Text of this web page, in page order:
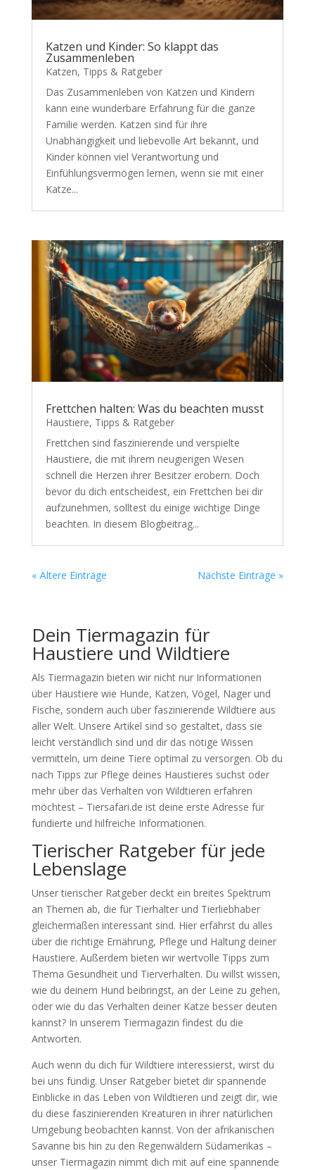
Katzen und Kinder: So klappt das
Zusammenleben
Katzen, Tipps & Ratgeber
Das Zusammenleben von Katzen und Kindern
kann eine wunderbare Erfahrung für die ganze
Familie werden. Katzen sind für ihre
Unabhängigkeit und liebevolle Art bekannt, und
Kinder können viel Verantwortung und
Einfühlungsvermögen lernen, wenn sie mit einer
Katze...
Frettchen halten: Was du beachten musst
Haustiere, Tipps & Ratgeber
Frettchen sind faszinierende und verspielte
Haustiere, die mit ihrem neugierigen Wesen
schnell die Herzen ihrer Besitzer erobern. Doch
bevor du dich entscheidest, ein Frettchen bei dir
aufzunehmen, solltest du einige wichtige Dinge
beachten. In diesem Blogbeitrag...
« Ältere Einträge Nächste Einträge »
Dein Tiermagazin für
Haustiere und Wildtiere
Als Tiermagazin bieten wir nicht nur Informationen
über Haustiere wie Hunde, Katzen, Vögel, Nager und
Fische, sondern auch über faszinierende Wildtiere aus
aller Welt. Unsere Artikel sind so gestaltet, dass sie
leicht verständlich sind und dir das nötige Wissen
vermitteln, um deine Tiere optimal zu versorgen. Ob du
nach Tipps zur Pflege deines Haustieres suchst oder
mehr über das Verhalten von Wildtieren erfahren
möchtest – Tiersafari.de ist deine erste Adresse für
fundierte und hilfreiche Informationen.
Tierischer Ratgeber für jede
Lebenslage
Unser tierischer Ratgeber deckt ein breites Spektrum
an Themen ab, die für Tierhalter und Tierliebhaber
gleichermaßen interessant sind. Hier erfährst du alles
über die richtige Ernährung, Pflege und Haltung deiner
Haustiere. Außerdem bieten wir wertvolle Tipps zum
Thema Gesundheit und Tierverhalten. Du willst wissen,
wie du deinem Hund beibringst, an der Leine zu gehen,
oder wie du das Verhalten deiner Katze besser deuten
kannst? In unserem Tiermagazin findest du die
Antworten.
Auch wenn du dich für Wildtiere interessierst, wirst du
bei uns fündig. Unser Ratgeber bietet dir spannende
Einblicke in das Leben von Wildtieren und zeigt dir, wie
du diese faszinierenden Kreaturen in ihrer natürlichen
Umgebung beobachten kannst. Von der afrikanischen
Savanne bis hin zu den Regenwäldern Südamerikas –
unser Tiermagazin nimmt dich mit auf eine spannende